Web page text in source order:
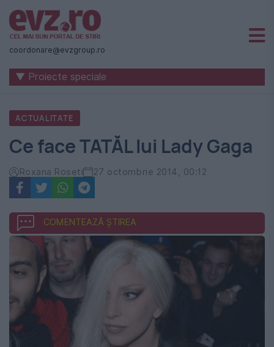
Știri
naționale
internaționale
România
-
Evenimentul
Zilei
coordonare@evzgroup.ro
▼ Proiecte speciale
ACTUALITATE
Ce face TATĂL lui Lady Gaga
Roxana Roseti 27 octombrie 2014, 00:12
COMENTEAZĂ ȘTIREA